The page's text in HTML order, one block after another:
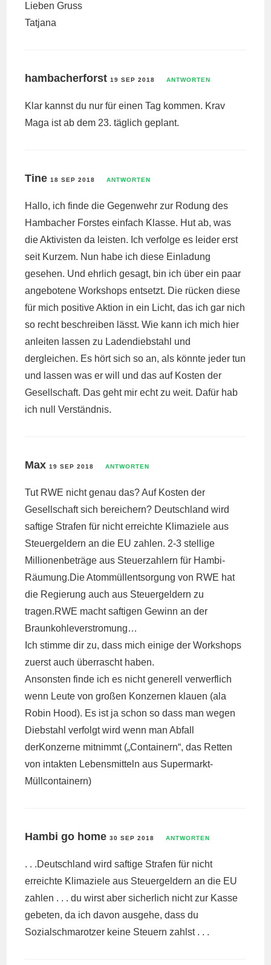
Lieben Gruss
Tatjana
hambacherforst19 SEP 2018 ANTWORTEN
Klar kannst du nur für einen Tag kommen. Krav
Maga ist ab dem 23. täglich geplant.
Tine18 SEP 2018 ANTWORTEN
Hallo, ich finde die Gegenwehr zur Rodung des
Hambacher Forstes einfach Klasse. Hut ab, was
die Aktivisten da leisten. Ich verfolge es leider erst
seit Kurzem. Nun habe ich diese Einladung
gesehen. Und ehrlich gesagt, bin ich über ein paar
angebotene Workshops entsetzt. Die rücken diese
für mich positive Aktion in ein Licht, das ich gar nich
so recht beschreiben lässt. Wie kann ich mich hier
anleiten lassen zu Ladendiebstahl und
dergleichen. Es hört sich so an, als könnte jeder tun
und lassen was er will und das auf Kosten der
Gesellschaft. Das geht mir echt zu weit. Dafür hab
ich null Verständnis.
Max19 SEP 2018 ANTWORTEN
Tut RWE nicht genau das? Auf Kosten der
Gesellschaft sich bereichern? Deutschland wird
saftige Strafen für nicht erreichte Klimaziele aus
Steuergeldern an die EU zahlen. 2-3 stellige
Millionenbeträge aus Steuerzahlern für Hambi-
Räumung.Die Atommüllentsorgung von RWE hat
die Regierung auch aus Steuergeldern zu
tragen.RWE macht saftigen Gewinn an der
Braunkohleverstromung…
Ich stimme dir zu, dass mich einige der Workshops
zuerst auch überrascht haben.
Ansonsten finde ich es nicht generell verwerflich
wenn Leute von großen Konzernen klauen (ala
Robin Hood). Es ist ja schon so dass man wegen
Diebstahl verfolgt wird wenn man Abfall
derKonzerne mitnimmt („Containern“, das Retten
von intakten Lebensmitteln aus Supermarkt-
Müllcontainern)
Hambi go home30 SEP 2018 ANTWORTEN
. . .Deutschland wird saftige Strafen für nicht
erreichte Klimaziele aus Steuergeldern an die EU
zahlen . . . du wirst aber sicherlich nicht zur Kasse
gebeten, da ich davon ausgehe, dass du
Sozialschmarotzer keine Steuern zahlst . . .